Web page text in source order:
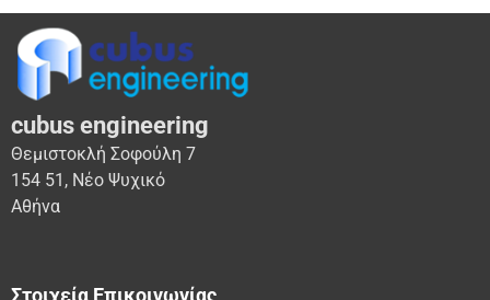
cubus engineering
Θεμιστοκλή Σοφούλη 7
154 51, Νέο Ψυχικό
Αθήνα
Στοιχεία Επικοινωνίας